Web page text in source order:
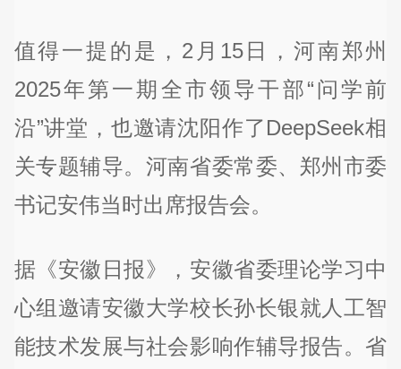
值得一提的是，2月15日，河南郑州
2025年第一期全市领导干部“问学前
沿”讲堂，也邀请沈阳作了DeepSeek相
关专题辅导。河南省委常委、郑州市委
书记安伟当时出席报告会。
据《安徽日报》，安徽省委理论学习中
心组邀请安徽大学校长孙长银就人工智
能技术发展与社会影响作辅导报告。省